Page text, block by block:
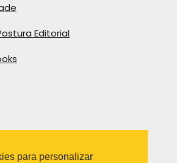
Editorial
do Jacaré
para personalizar